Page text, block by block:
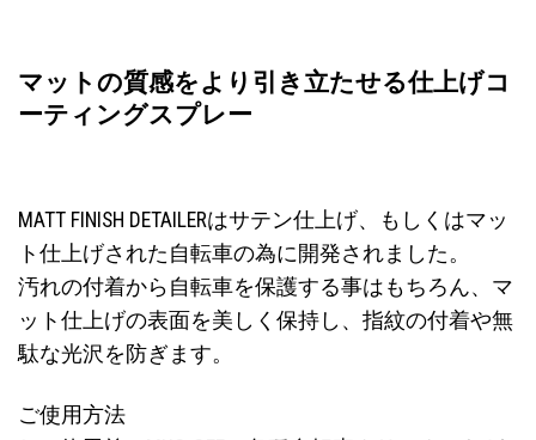
マットの質感をより引き立たせる仕上げコ
ーティングスプレー
MATT FINISH DETAILERはサテン仕上げ、もしくはマッ
ト仕上げされた自転車の為に開発されました。
汚れの付着から自転車を保護する事はもちろん、マ
ット仕上げの表面を美しく保持し、指紋の付着や無
駄な光沢を防ぎます。
ご使用方法